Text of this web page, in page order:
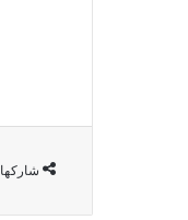
شاركها